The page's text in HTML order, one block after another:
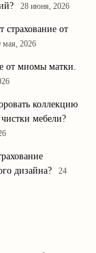
28 июня, 2026
страхование от
мая, 2026
от миомы матки.
коллекцию
чистки мебели?
дизайна?
24